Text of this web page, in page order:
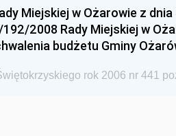
Miejskiej w Ożarowie z
2008 Rady Miejskiej w
budżetu Gminy